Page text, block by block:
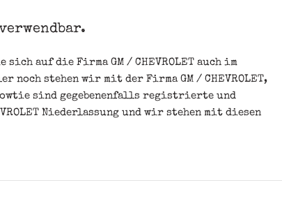
auf die Firma GM / CHEVROLET auch im
stehen wir mit der Firma GM / CHEVROLET,
Bowtie sind gegebenenfalls registrierte und
Niederlassung und wir stehen mit diesen